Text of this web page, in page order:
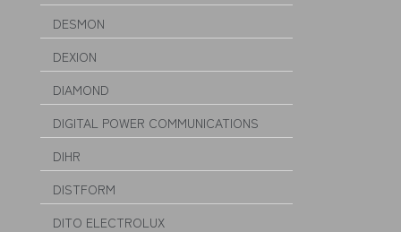
DESMON
DEXION
DIAMOND
DIGITAL POWER COMMUNICATIONS
DIHR
DISTFORM
DITO ELECTROLUX